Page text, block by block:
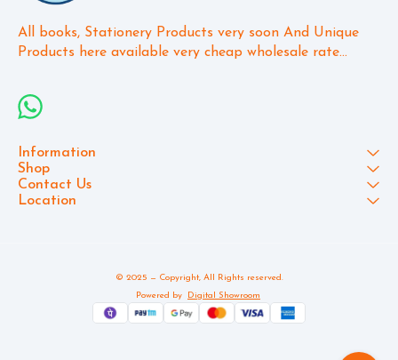
All books, Stationery Products very soon And Unique
Products here available very cheap wholesale rate...
Information
Shop
Contact Us
Location
© 2025 — Copyright, All Rights reserved.
Powered
by Digital Showroom